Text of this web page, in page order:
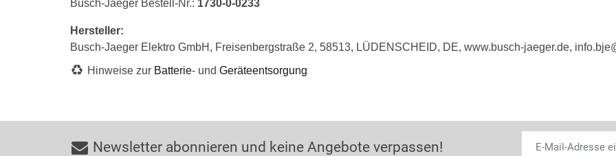
Busch-Jaeger Bestell-Nr.: 1730-0-0233
Hersteller:
Busch-Jaeger Elektro GmbH, Freisenbergstraße 2, 58513, LÜDENSCHEID, DE, www.busch-jaeger.de,
Hinweise zur Batterie- und Geräteentsorgung
Newsletter abonnieren und keine Angebote verpassen!